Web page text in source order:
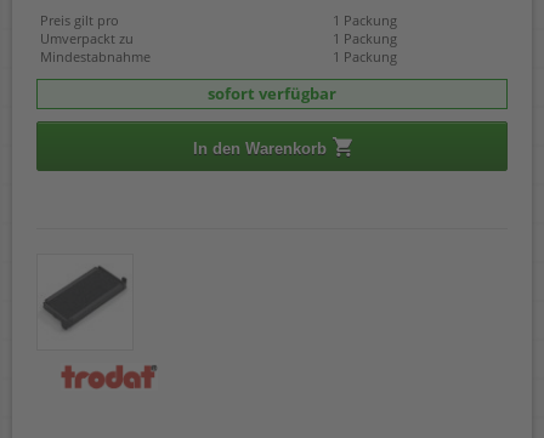
Preis gilt pro
1 Packung
Umverpackt zu
1 Packung
Mindestabnahme
1 Packung
sofort verfügbar
In den Warenkorb